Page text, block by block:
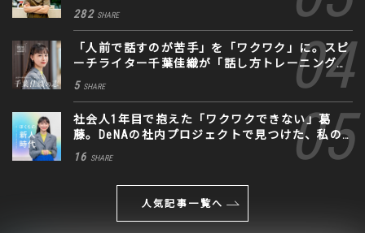
282 SHARE
「人前で話すのが苦手」を「ワクワク」に。スピ
ーチライター千葉佳織が「話し方トレーニング」
に込めた思い
5 SHARE
社会人1年目で抱えた「ワクワクできない」葛
藤。DeNAの社内プロジェクトで見つけた、私の
生きる道
16 SHARE
人気記事一覧へ